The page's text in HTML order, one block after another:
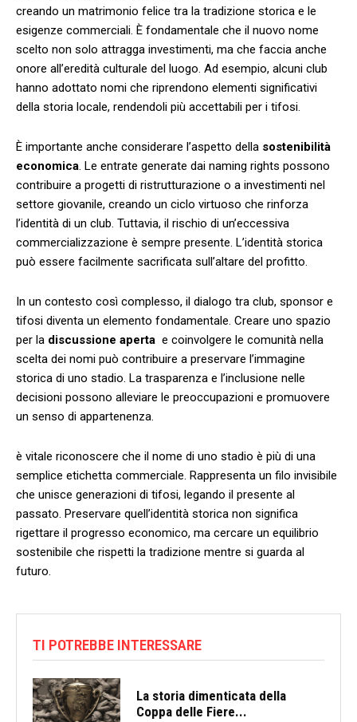
creando ‌un matrimonio felice tra la tradizione‌ storica ​e le
esigenze commerciali. È fondamentale⁢ che il nuovo nome
scelto non solo attragga investimenti, ma che faccia anche
onore ​all’eredità culturale del luogo. Ad ⁣esempio, alcuni club
hanno adottato nomi che riprendono⁢ elementi significativi
della storia locale, rendendoli più accettabili‍ per i tifosi.
È⁤ importante anche considerare l’aspetto‍ della sostenibilità
‍economica . Le entrate ⁢generate dai ⁣naming rights possono
contribuire ‌a progetti​ di ristrutturazione o a investimenti nel
‍settore giovanile,⁢ creando un ⁢ciclo ‍virtuoso che rinforza
‍l’identità di un​ club. Tuttavia, il rischio⁣ di ​un’eccessiva
commercializzazione⁢ è sempre presente. L’identità​ storica
⁣può essere⁤ facilmente sacrificata sull’altare ⁣del‍ profitto.
In un contesto ‍così ​complesso, il ‌dialogo tra⁤ club,⁢ sponsor e
‍tifosi diventa ​un ​elemento fondamentale. Creare⁤ uno spazio
per la discussione aperta ‍ e coinvolgere le​ comunità nella ​
scelta dei nomi può contribuire a preservare l’immagine
storica di‍ uno stadio. La trasparenza e l’inclusione nelle
decisioni possono⁢ alleviare le preoccupazioni e promuovere
un​ senso di‌ appartenenza.
è⁣ vitale riconoscere ​che il nome di uno stadio ‌è più di una
semplice etichetta commerciale. Rappresenta⁤ un filo invisibile
che unisce generazioni di ⁢tifosi, ⁢legando il ⁤presente al
passato. Preservare⁢ quell’identità storica non significa​
rigettare ​il progresso economico,⁣ ma cercare un equilibrio
‌sostenibile che rispetti ⁢la tradizione ‍mentre si guarda al
‌futuro.
TI POTREBBE INTERESSARE
La storia dimenticata della
Coppa delle Fiere...